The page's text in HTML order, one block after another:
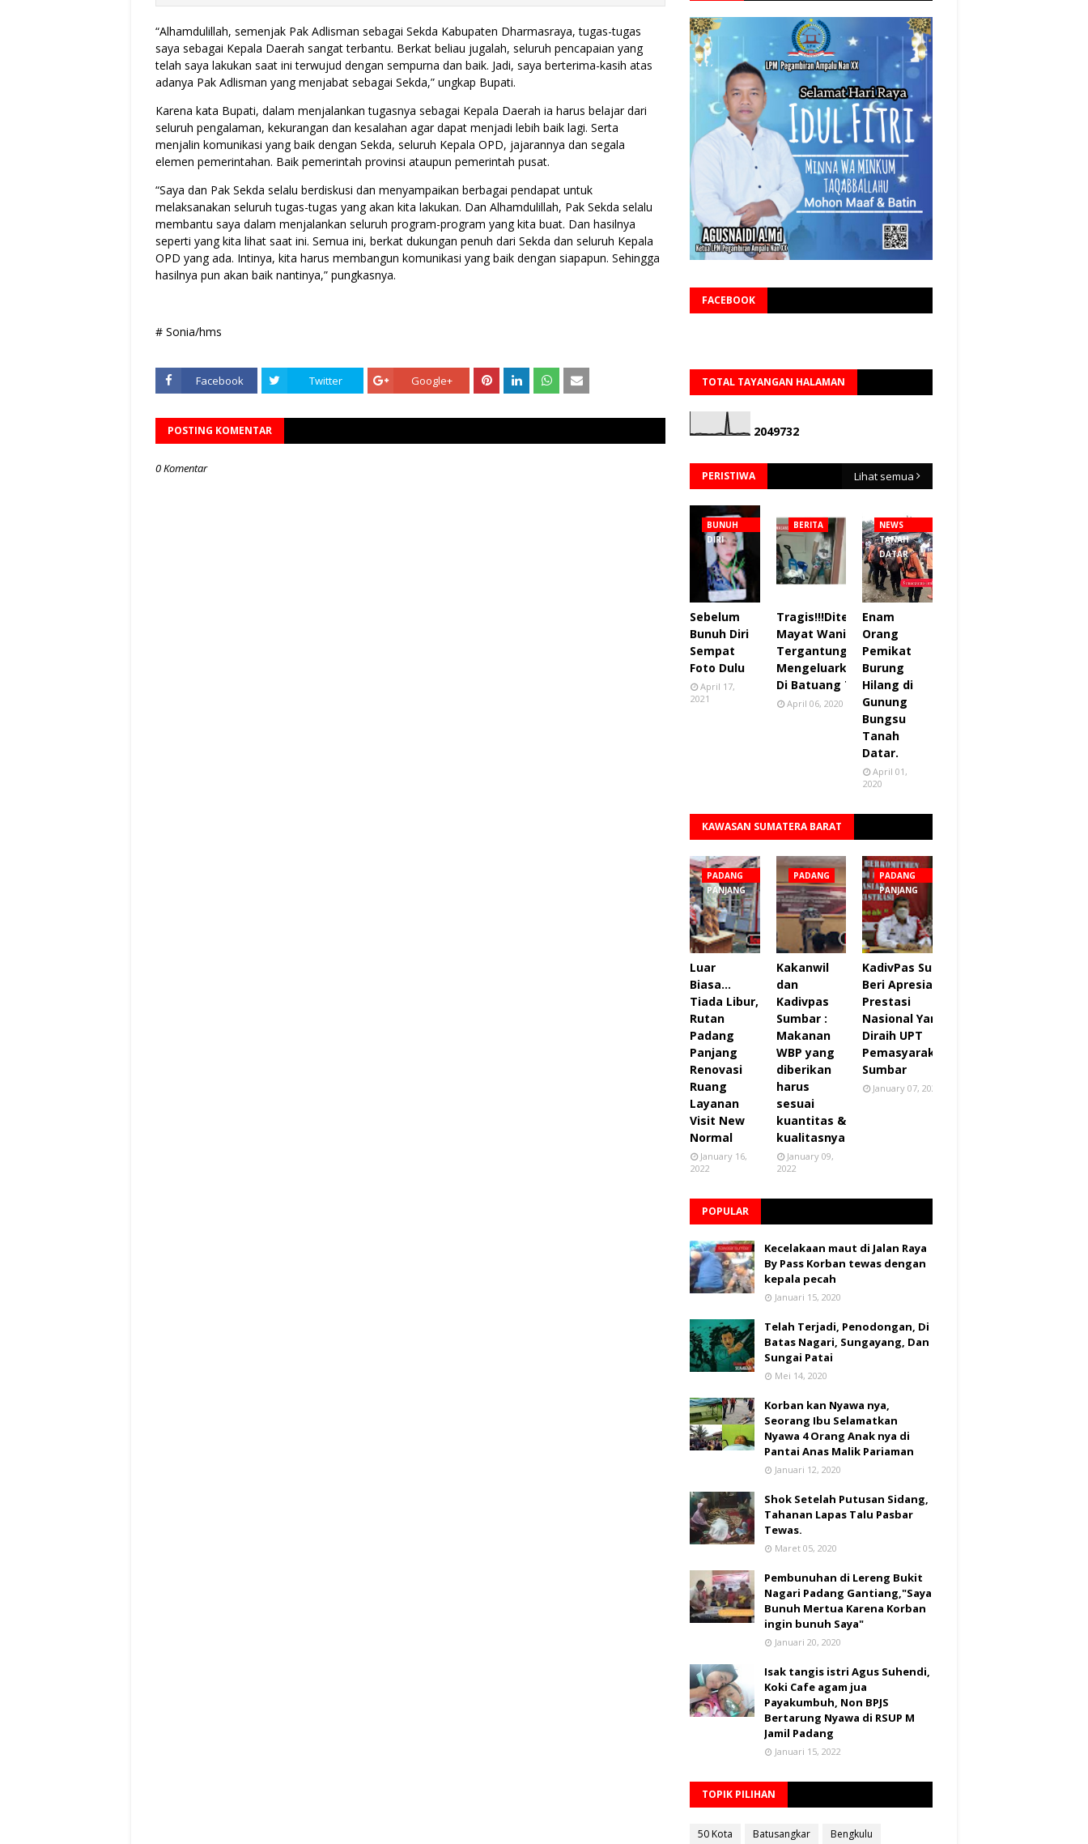
“Alhamdulillah, semenjak Pak Adlisman sebagai Sekda Kabupaten Dharmasraya, tugas-tugas
saya sebagai Kepala Daerah sangat terbantu. Berkat beliau jugalah, seluruh pencapaian yang
telah saya lakukan saat ini terwujud dengan sempurna dan baik. Jadi, saya berterima-kasih atas
adanya Pak Adlisman yang menjabat sebagai Sekda,” ungkap Bupati.
Karena kata Bupati, dalam menjalankan tugasnya sebagai Kepala Daerah ia harus belajar dari
seluruh pengalaman, kekurangan dan kesalahan agar dapat menjadi lebih baik lagi. Serta
menjalin komunikasi yang baik dengan Sekda, seluruh Kepala OPD, jajarannya dan segala
elemen pemerintahan. Baik pemerintah provinsi ataupun pemerintah pusat.
“Saya dan Pak Sekda selalu berdiskusi dan menyampaikan berbagai pendapat untuk
melaksanakan seluruh tugas-tugas yang akan kita lakukan. Dan Alhamdulillah, Pak Sekda selalu
membantu saya dalam menjalankan seluruh program-program yang kita buat. Dan hasilnya
seperti yang kita lihat saat ini. Semua ini, berkat dukungan penuh dari Sekda dan seluruh Kepala
OPD yang ada. Intinya, kita harus membangun komunikasi yang baik dengan siapapun. Sehingga
hasilnya pun akan baik nantinya,” pungkasnya.
# Sonia/hms
Facebook Twitter Google+
POSTING KOMENTAR
0 Komentar
FACEBOOK
TOTAL TAYANGAN HALAMAN
2049732
PERISTIWA Lihat semua
BUNUH
DIRI
Sebelum
Bunuh Diri
Sempat
Foto Dulu
April 17,
2021
BERITA
Tragis!!!Ditemukan
Mayat Wanita
Tergantung sudah
Mengeluarkan Bau
Di Batuang Taba.
April 06, 2020
NEWS
TANAH
DATAR
Enam
Orang
Pemikat
Burung
Hilang di
Gunung
Bungsu
Tanah
Datar.
April 01,
2020
KAWASAN SUMATERA BARAT
Lihat semua
PADANG
PANJANG
Luar
Biasa...
Tiada Libur,
Rutan
Padang
Panjang
Renovasi
Ruang
Layanan
Visit New
Normal
January 16,
2022
PADANG
Kakanwil
dan
Kadivpas
Sumbar :
Makanan
WBP yang
diberikan
harus
sesuai
kuantitas &
kualitasnya
January 09,
2022
PADANG
PANJANG
KadivPas Sumbar
Beri Apresiasi 27
Prestasi
Nasional Yang
Diraih UPT
Pemasyarakatan
Sumbar
January 07, 2022
POPULAR
Kecelakaan maut di Jalan Raya
By Pass Korban tewas dengan
kepala pecah
Januari 15, 2020
Telah Terjadi, Penodongan, Di
Batas Nagari, Sungayang, Dan
Sungai Patai
Mei 14, 2020
Korban kan Nyawa nya,
Seorang Ibu Selamatkan
Nyawa 4 Orang Anak nya di
Pantai Anas Malik Pariaman
Januari 12, 2020
Shok Setelah Putusan Sidang,
Tahanan Lapas Talu Pasbar
Tewas.
Maret 05, 2020
Pembunuhan di Lereng Bukit
Nagari Padang Gantiang,"Saya
Bunuh Mertua Karena Korban
ingin bunuh Saya"
Januari 20, 2020
Isak tangis istri Agus Suhendi,
Koki Cafe agam jua
Payakumbuh, Non BPJS
Bertarung Nyawa di RSUP M
Jamil Padang
Januari 15, 2022
TOPIK PILIHAN
50 Kota Batusangkar Bengkulu